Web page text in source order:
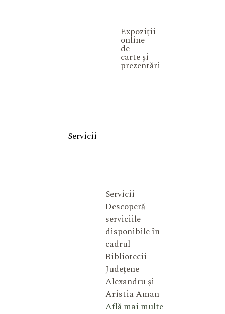
Expoziții
online
de
carte și
prezentări
Servicii
Servicii
Descoperă
serviciile
disponibile în
cadrul
Bibliotecii
Județene
Alexandru și
Aristia Aman
Află mai multe